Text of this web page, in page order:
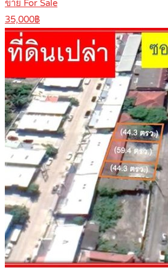
ขาย For Sale
35,000฿